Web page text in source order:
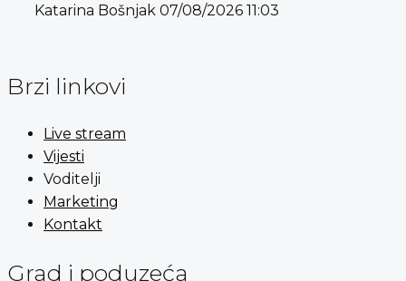
Katarina Bošnjak 07/08/2026 11:03
Brzi linkovi
Live stream
Vijesti
Voditelji
Marketing
Kontakt
Grad i poduzeća